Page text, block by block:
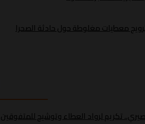
معطيات مغلوطة حول حادثة الصحرا
تكريم لرواد العطاء وتوشيح للمتفوقين